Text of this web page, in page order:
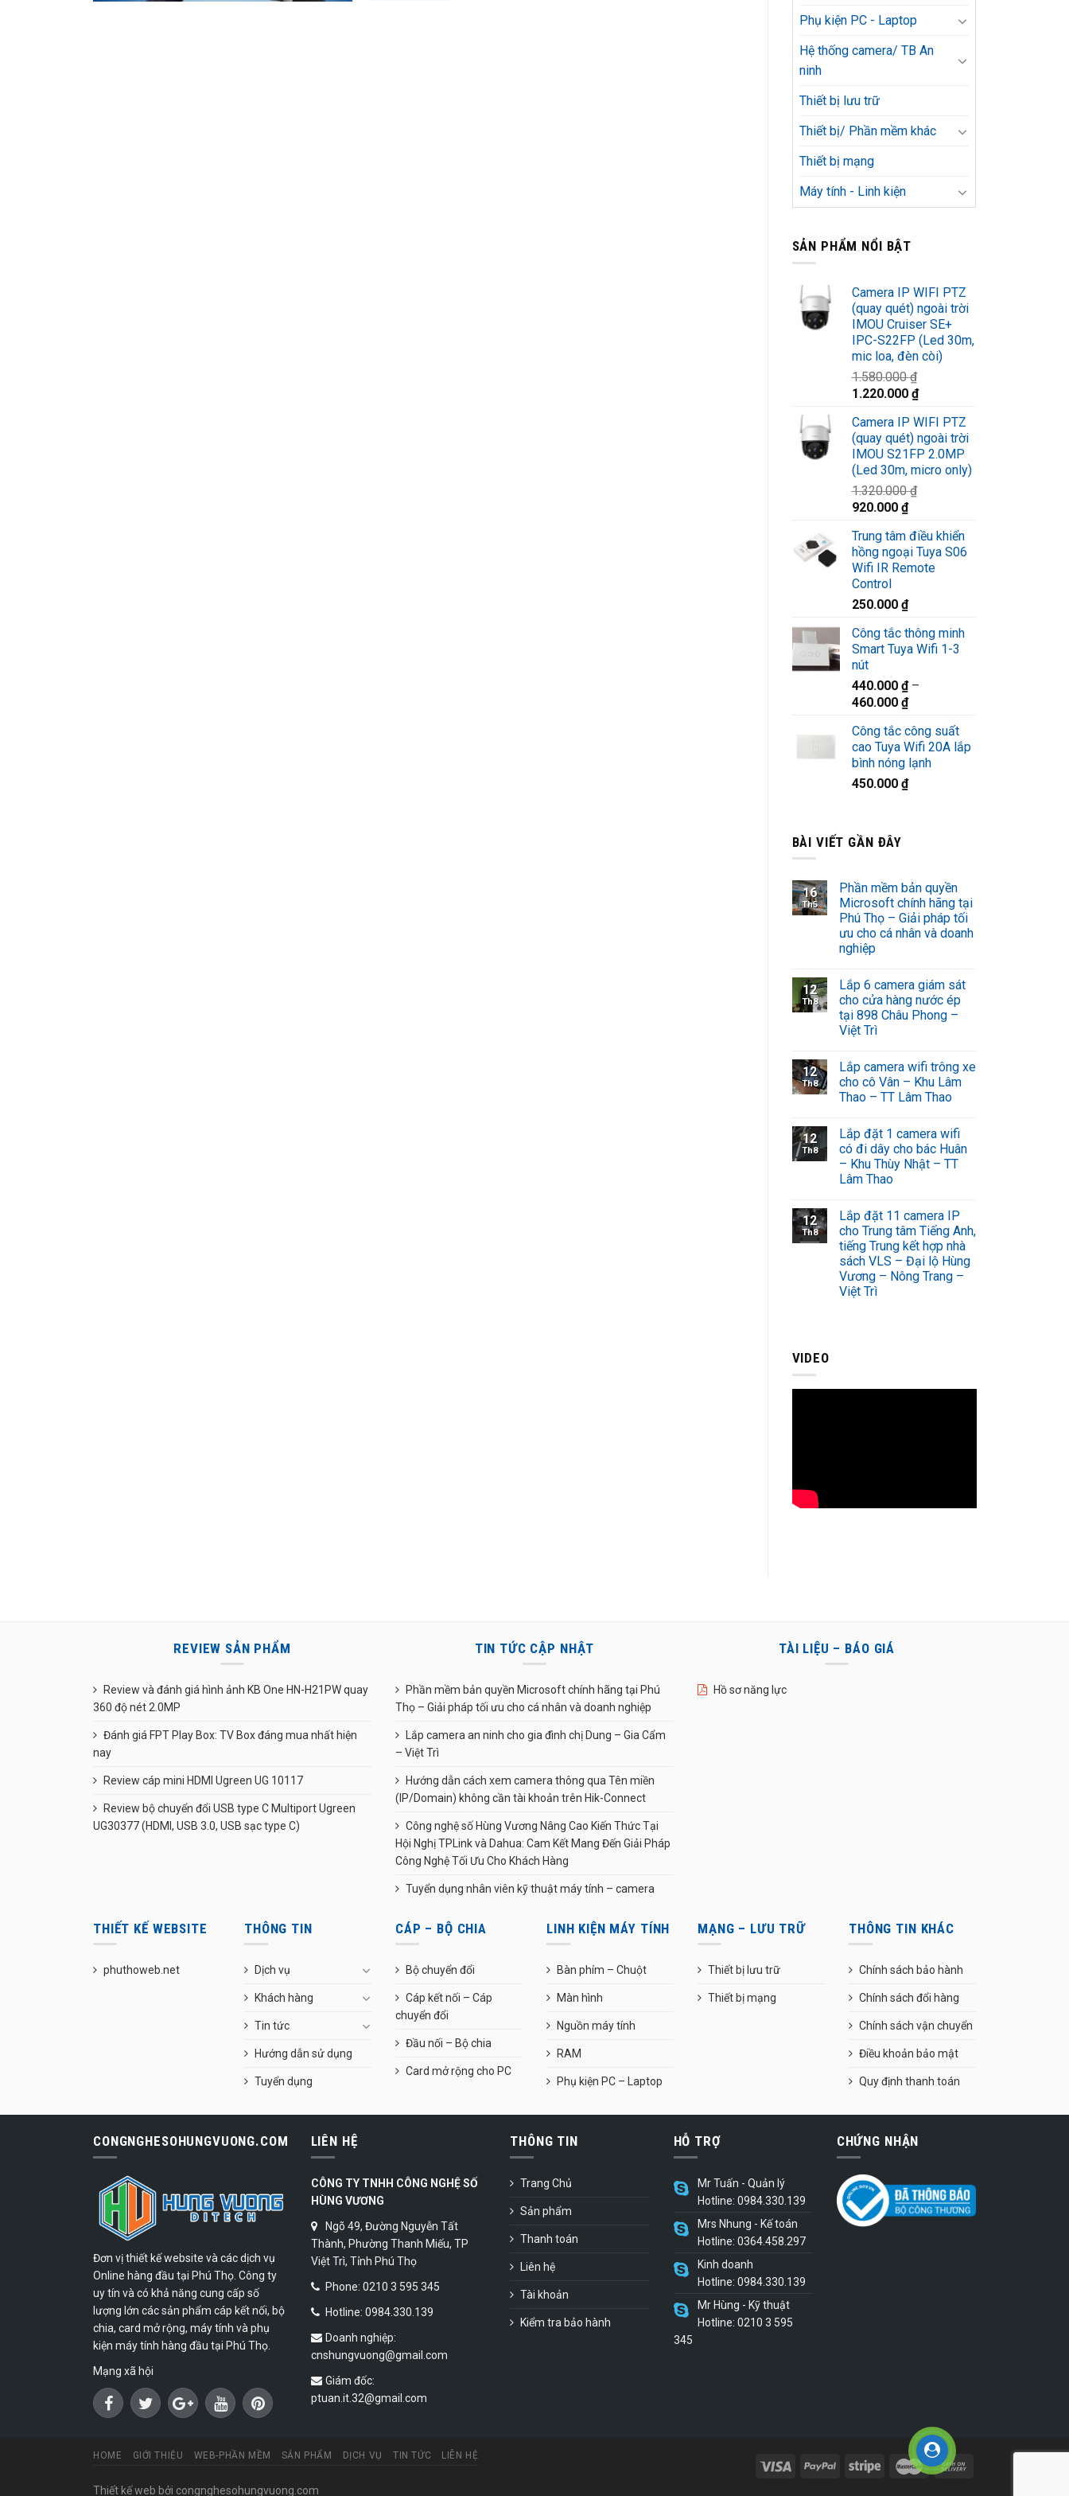
Phụ kiện PC - Laptop
Hệ thống camera/ TB An
ninh
Thiết bị lưu trữ
Thiết bị/ Phần mềm khác
Thiết bị mạng
Máy tính - Linh kiện
SẢN PHẨM NỔI BẬT
Camera IP WIFI PTZ
(quay quét) ngoài trời
IMOU Cruiser SE+
IPC-S22FP (Led 30m,
mic loa, đèn còi)
1.580.000₫
Giá
là:
1.580.000 ₫.
1.220.000 ₫Giá
tại
là:
1.220.000 ₫.
Camera IP WIFI PTZ
(quay quét) ngoài trời
IMOU S21FP 2.0MP
(Led 30m, micro only)
1.320.000₫
Giá
là:
1.320.000 ₫.
920.000 ₫Giá
tại
là:
920.000 ₫.
Trung tâm điều khiển
hồng ngoại Tuya S06
Wifi IR Remote
Control
250.000 ₫
Công tắc thông minh
Smart Tuya Wifi 1-3
nút
440.000 ₫–
460.000 ₫
Công tắc công suất
cao Tuya Wifi 20A lắp
bình nóng lạnh
450.000 ₫
BÀI VIẾT GẦN ĐÂY
16
Th5
Phần mềm bản quyền
Microsoft chính hãng tại
Phú Thọ – Giải pháp tối
ưu cho cá nhân và doanh
nghiệp
12
Th8
Lắp 6 camera giám sát
cho cửa hàng nước ép
tại 898 Châu Phong –
Việt Trì
12
Th8
Lắp camera wifi trông xe
cho cô Vân – Khu Lâm
Thao – TT Lâm Thao
12
Th8
Lắp đặt 1 camera wifi
có đi dây cho bác Huân
– Khu Thùy Nhật – TT
Lâm Thao
12
Th8
Lắp đặt 11 camera IP
cho Trung tâm Tiếng Anh,
tiếng Trung kết hợp nhà
sách VLS – Đại lộ Hùng
Vương – Nông Trang –
Việt Trì
VIDEO
REVIEW SẢN PHẨM
Review và đánh giá hình ảnh KB One HN-H21PW quay
360 độ nét 2.0MP
Đánh giá FPT Play Box: TV Box đáng mua nhất hiện
nay
Review cáp mini HDMI Ugreen UG 10117
Review bộ chuyển đổi USB type C Multiport Ugreen
UG30377 (HDMI, USB 3.0, USB sạc type C)
TIN TỨC CẬP NHẬT
Phần mềm bản quyền Microsoft chính hãng tại Phú
Thọ – Giải pháp tối ưu cho cá nhân và doanh nghiệp
Lắp camera an ninh cho gia đình chị Dung – Gia Cẩm
– Việt Trì
Hướng dẫn cách xem camera thông qua Tên miền
(IP/Domain) không cần tài khoản trên Hik-Connect
Công nghệ số Hùng Vương Nâng Cao Kiến Thức Tại
Hội Nghị TPLink và Dahua: Cam Kết Mang Đến Giải Pháp
Công Nghệ Tối Ưu Cho Khách Hàng
Tuyển dụng nhân viên kỹ thuật máy tính – camera
TÀI LIỆU – BÁO GIÁ
Hồ sơ năng lực
THIẾT KẾ WEBSITE
phuthoweb.net
THÔNG TIN
Dịch vụ
Khách hàng
Tin tức
Hướng dẫn sử dụng
Tuyển dụng
CÁP – BỘ CHIA
Bộ chuyển đổi
Cáp kết nối – Cáp
chuyển đổi
Đầu nối – Bộ chia
Card mở rộng cho PC
LINH KIỆN MÁY TÍNH
Bàn phím – Chuột
Màn hình
Nguồn máy tính
RAM
Phụ kiện PC – Laptop
MẠNG – LƯU TRỮ
Thiết bị lưu trữ
Thiết bị mạng
THÔNG TIN KHÁC
Chính sách bảo hành
Chính sách đổi hàng
Chính sách vận chuyển
Điều khoản bảo mật
Quy định thanh toán
CONGNGHESOHUNGVUONG.COM
Đơn vị thiết kế website và các dịch vụ
Online hàng đầu tại Phú Thọ. Công ty
uy tín và có khả năng cung cấp số
lượng lớn các sản phẩm cáp kết nối, bộ
chia, card mở rộng, máy tính và phụ
kiện máy tính hàng đầu tại Phú Thọ.
Mạng xã hội
LIÊN HỆ
CÔNG TY TNHH CÔNG NGHỆ SỐ
HÙNG VƯƠNG
Ngõ 49, Đường Nguyễn Tất
Thành, Phường Thanh Miếu, TP
Việt Trì, Tỉnh Phú Thọ
Phone: 0210 3 595 345
Hotline: 0984.330.139
Doanh nghiệp:
cnshungvuong@gmail.com
Giám đốc:
ptuan.it.32@gmail.com
THÔNG TIN
Trang Chủ
Sản phẩm
Thanh toán
Liên hệ
Tài khoản
Kiểm tra bảo hành
HỖ TRỢ
Mr Tuấn - Quản lý
Hotline: 0984.330.139
Mrs Nhung - Kế toán
Hotline: 0364.458.297
Kinh doanh
Hotline: 0984.330.139
Mr Hùng - Kỹ thuật
Hotline: 0210 3 595
345
CHỨNG NHẬN
HOME GIỚI THIỆU WEB-PHẦN MỀM SẢN PHẨM DỊCH VỤ TIN TỨC LIÊN HỆ
Thiết kế web bởi congnghesohungvuong.com